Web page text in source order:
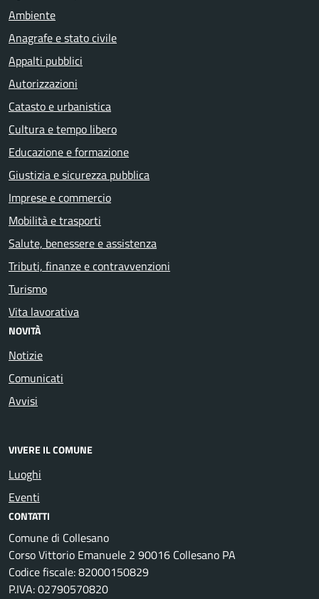
Ambiente
Anagrafe e stato civile
Appalti pubblici
Autorizzazioni
Catasto e urbanistica
Cultura e tempo libero
Educazione e formazione
Giustizia e sicurezza pubblica
Imprese e commercio
Mobilità e trasporti
Salute, benessere e assistenza
Tributi, finanze e contravvenzioni
Turismo
Vita lavorativa
NOVITÀ
Notizie
Comunicati
Avvisi
VIVERE IL COMUNE
Luoghi
Eventi
CONTATTI
Comune di Collesano
Corso Vittorio Emanuele 2 90016 Collesano PA
Codice fiscale: 82000150829
P.IVA: 02790570820